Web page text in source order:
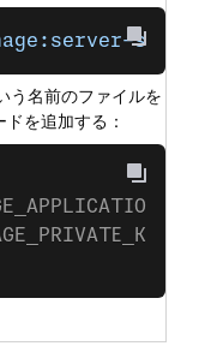
う名前のファイルを
を追加する：